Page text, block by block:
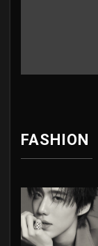
FASHION